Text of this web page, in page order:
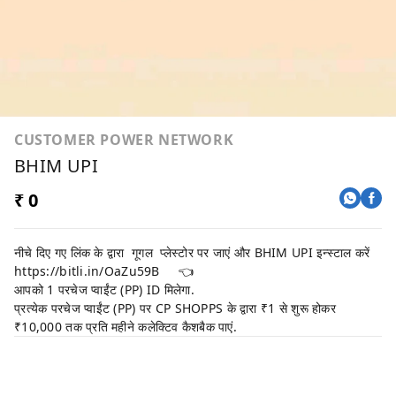
CUSTOMER POWER NETWORK
BHIM UPI
₹ 0
नीचे दिए गए लिंक के द्वारा गूगल प्लेस्टोर पर जाएं और BHIM UPI इन्स्टाल करें
https://bitli.in/OaZu59B 👈
आपको 1 परचेज प्वाईंट (PP) ID मिलेगा.
प्रत्येक परचेज प्वाईंट (PP) पर CP SHOPPS के द्वारा ₹1 से शुरू होकर
₹10,000 तक प्रति महीने कलेक्टिव कैशबैक पाएं.